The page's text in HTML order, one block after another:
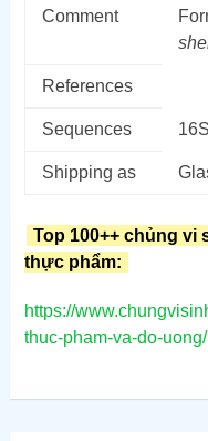
Comment
References
Sequences
Shipping as
Top 100++ chủng vi
thực phẩm:
https://
thuc-pham-va-do-uong/